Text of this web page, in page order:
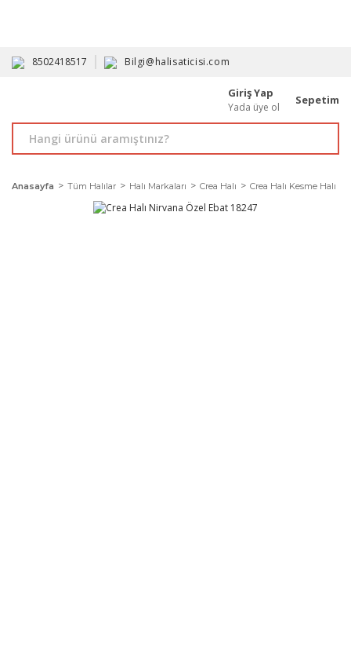
8502418517 Bilgi@halisaticisi.com
Giriş Yap
Yada üye ol
Sepetim
Anasayfa Tüm Halılar Halı Markaları Crea Halı Crea Halı Kesme Halı